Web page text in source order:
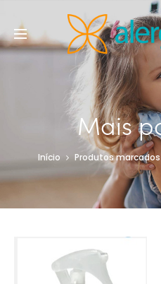
Mais
Início Produtos